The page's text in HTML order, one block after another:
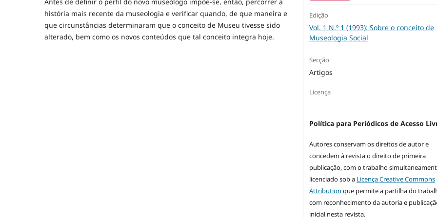
história mais recente da museologia e verificar quando, de que maneira e
que circunstâncias determinaram que o conceito de Museu tivesse sido
alterado, bem como os novos conteúdos que tal conceito integra hoje.
Edição
Vol. 1 N.º 1 (1993): Sobre o conceito de
Museologia Social
Secção
Artigos
Licença
Política para Periódicos de Acesso
Autores conservam os direitos de autor e
concedem à revista o direito de primeira
publicação, com o trabalho
licenciado sob a Licença Creative Commons
Attribution que permite a partilha do
com reconhecimento da autoria e
inicial nesta revista.